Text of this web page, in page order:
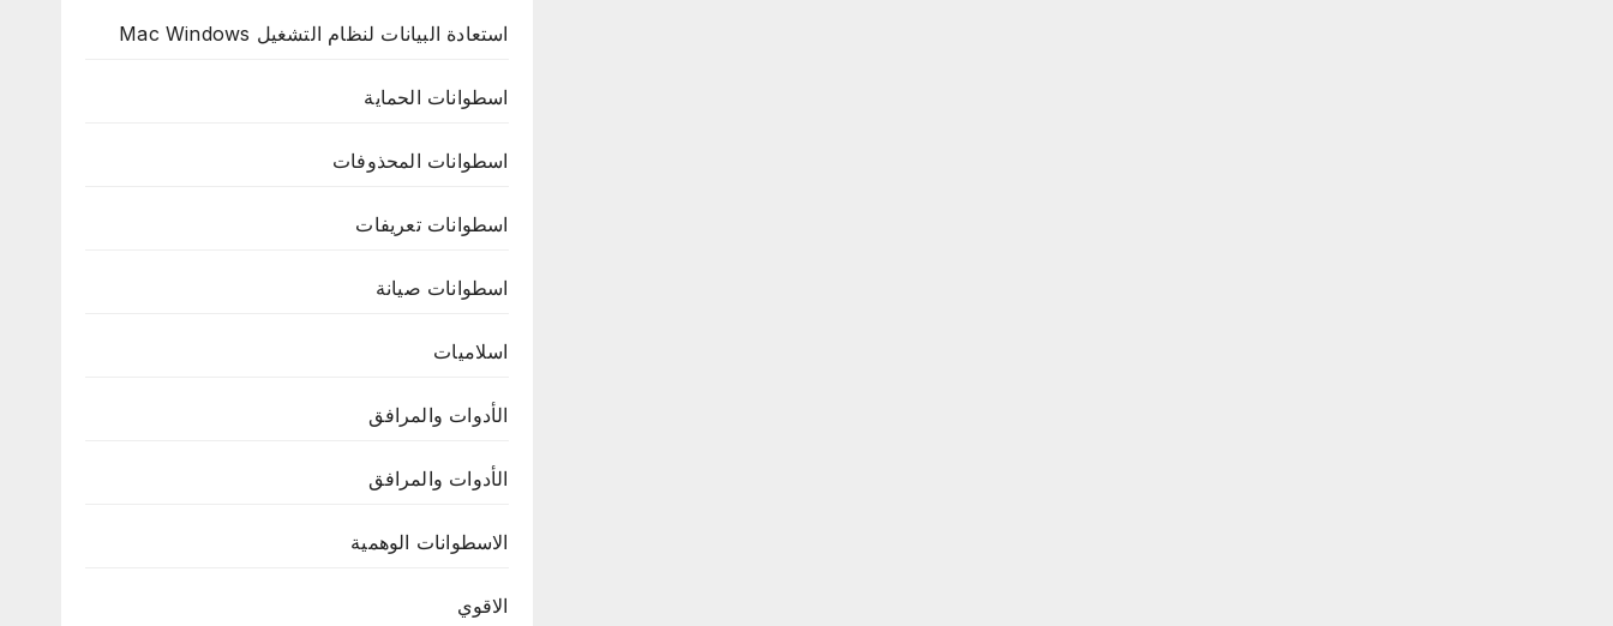
استعادة البيانات لنظام التشغيل Mac Windows
اسطوانات الحماية
اسطوانات المحذوفات
اسطوانات تعريفات
اسطوانات صيانة
اسلاميات
الأدوات والمرافق
الأدوات والمرافق
الاسطوانات الوهمية
الاقوي